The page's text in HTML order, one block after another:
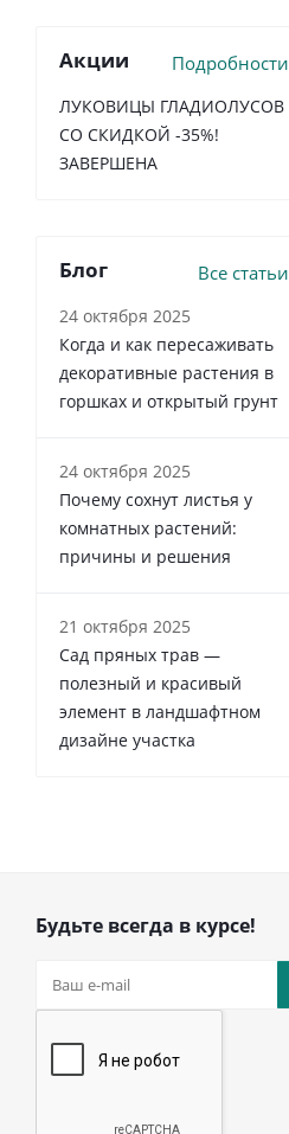
Акции Подробности
ЛУКОВИЦЫ ГЛАДИОЛУСОВ
СО СКИДКОЙ -35%!
ЗАВЕРШЕНА
Блог Все статьи
24 октября 2025
Когда и как пересаживать
декоративные растения в
горшках и открытый грунт
24 октября 2025
Почему сохнут листья у
комнатных растений:
причины и решения
21 октября 2025
Сад пряных трав —
полезный и красивый
элемент в ландшафтном
дизайне участка
Будьте всегда в курсе!